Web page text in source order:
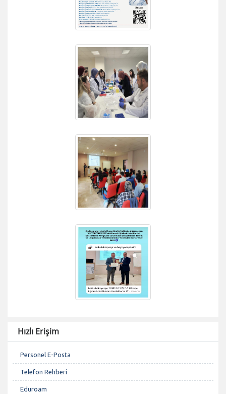
Hızlı Erişim
Personel E-Posta
Telefon Rehberi
Eduroam